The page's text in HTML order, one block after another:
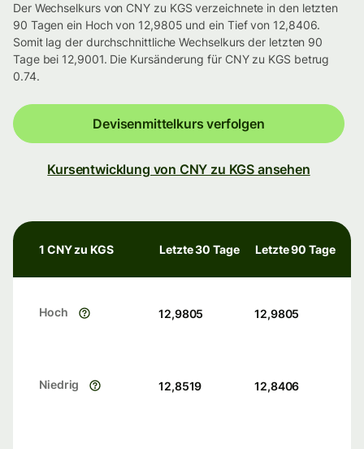
Der Wechselkurs von CNY zu KGS verzeichnete in den letzten
90 Tagen ein Hoch von 12,9805 und ein Tief von 12,8406.
Somit lag der durchschnittliche Wechselkurs der letzten 90
Tage bei 12,9001. Die Kursänderung für CNY zu KGS betrug
0.74.
Devisenmittelkurs verfolgen
Kursentwicklung von CNY zu KGS ansehen
1 CNY zu KGS Letzte 30 Tage Letzte 90 Tage
Hoch 12,9805 12,9805
Niedrig 12,8519 12,8406